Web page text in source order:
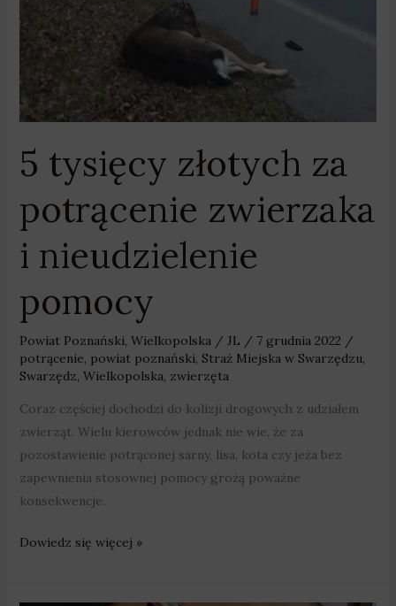
5 tysięcy złotych za
potrącenie zwierzaka
i nieudzielenie
pomocy
Powiat Poznański, Wielkopolska/ JL / 7 grudnia 2022 /
potrącenie, powiat poznański, Straż Miejska w Swarzędzu,
Swarzędz, Wielkopolska, zwierzęta
Coraz częściej dochodzi do kolizji drogowych z udziałem
zwierząt. Wielu kierowców jednak nie wie, że za
pozostawienie potrąconej sarny, lisa, kota czy jeża bez
zapewnienia stosownej pomocy grożą poważne
konsekwencje.
nieudzielenie
pomocy
Dowiedz się więcej »